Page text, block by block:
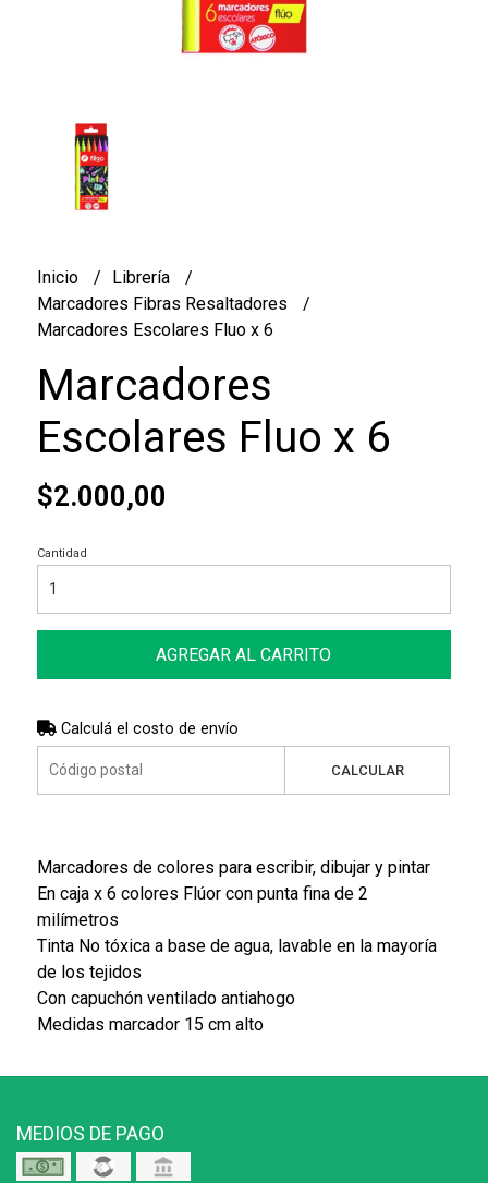
Inicio
Librería
Marcadores Fibras Resaltadores
Marcadores Escolares Fluo x 6
Marcadores
Escolares Fluo x 6
$2.000,00
Cantidad
AGREGAR AL CARRITO
Calculá el costo de envío
CALCULAR
Marcadores de colores para escribir, dibujar y pintar
En caja x 6 colores Flúor con punta fina de 2
milímetros
Tinta No tóxica a base de agua, lavable en la mayoría
de los tejidos
Con capuchón ventilado antiahogo
Medidas marcador 15 cm alto
MEDIOS DE PAGO